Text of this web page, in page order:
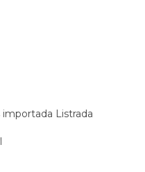
Listrada